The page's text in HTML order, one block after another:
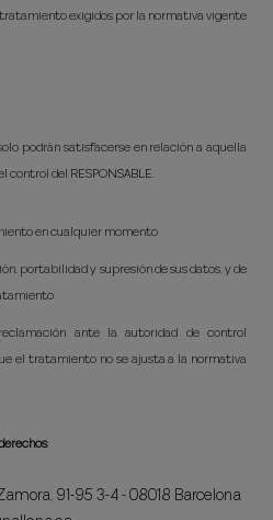
exigidos por la normativa vigente
podrán satisfacerse en relación a aquella
del RESPONSABLE.
en cualquier momento
portabilidad y supresión de sus datos, y de
ante la autoridad de control
el tratamiento no se ajusta a la normativa
:
91-95 3-4 - 08018 Barcelona